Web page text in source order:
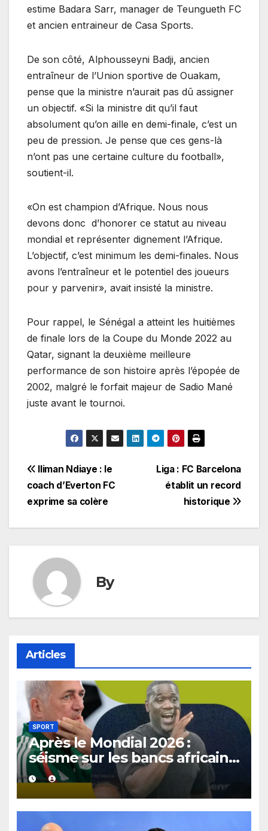
estime Badara Sarr, manager de Teungueth FC
et ancien entraineur de Casa Sports.
De son côté, Alphousseyni Badji, ancien
entraîneur de l’Union sportive de Ouakam,
pense que la ministre n’aurait pas dû assigner
un objectif. «Si la ministre dit qu’il faut
absolument qu’on aille en demi-finale, c’est un
peu de pression. Je pense que ces gens-là
n’ont pas une certaine culture du football»,
soutient-il.
«On est champion d’Afrique. Nous nous
devons donc d’honorer ce statut au niveau
mondial et représenter dignement l’Afrique.
L’objectif, c’est minimum les demi-finales. Nous
avons l’entraîneur et le potentiel des joueurs
pour y parvenir», avait insisté la ministre.
Pour rappel, le Sénégal a atteint les huitièmes
de finale lors de la Coupe du Monde 2022 au
Qatar, signant la deuxième meilleure
performance de son histoire après l’épopée de
2002, malgré le forfait majeur de Sadio Mané
juste avant le tournoi.
Navigation
de
l’article
Liga : FC Barcelona
établit un record
historique
Iliman Ndiaye : le
coach d’Everton FC
exprime sa colère
By
Articles
SPORT
Après le Mondial 2026 :
séisme sur les bancs africains,
7 sélectionneurs sur 10
quittent déjà leur poste.